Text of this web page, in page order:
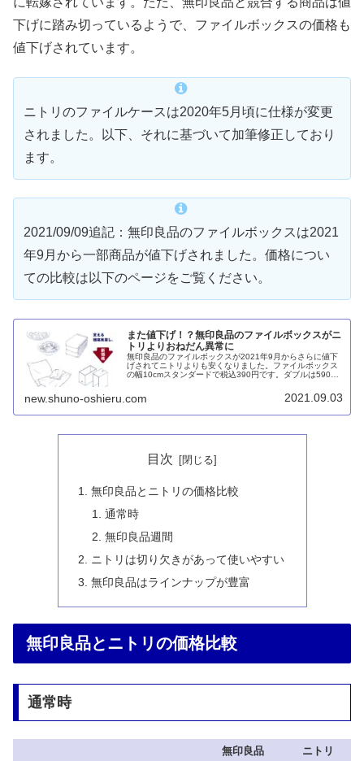
下げに踏み切っているようで、ファイルボックスの価格も
値下げされています。
ニトリのファイルケースは2020年5月頃に仕様が変更
されました。以下、それに基づいて加筆修正しており
ます。
2021/09/09追記：無印良品のファイルボックスは2021
年9月から一部商品が値下げされました。価格につい
ての比較は以下のページをご覧ください。
また値下げ！？無印良品のファイルボックスがニ
トリよりおねだん異常に
無印良品のファイルボックスが2021年9月からさらに値下
げされてニトリよりも安くなりました。ファイルボックス
の幅10cmスタンダードで税込390円です。ダブルは590円
は幅25cmタイプやフタの価格は変わらずです。
new.shuno-oshieru.com 2021.09.03
目次
無印良品とニトリの価格比較
通常時
無印良品週間
ニトリは切り欠きがあって使いやすい
無印良品はラインナップが豊富
無印良品とニトリの価格比較
通常時
無印良品
ニトリ